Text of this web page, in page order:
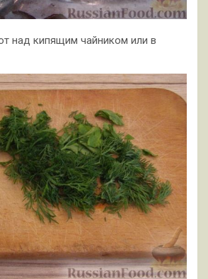
над кипящим чайником или в